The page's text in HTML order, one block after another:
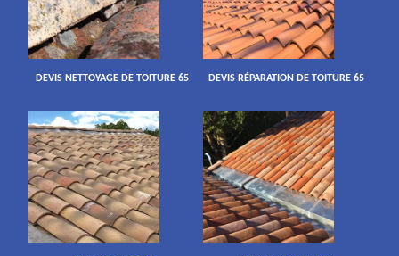
DEVIS NETTOYAGE DE TOITURE 65 DEVIS RÉPARATION DE TOITURE 65